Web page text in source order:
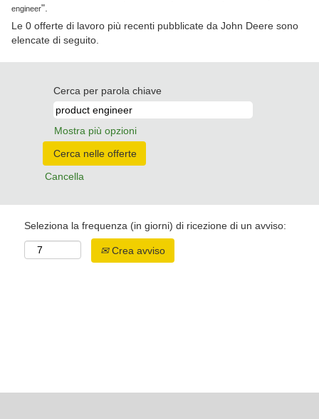
engineer".
Le 0 offerte di lavoro più recenti pubblicate da John Deere sono
elencate di seguito.
Cerca per parola chiave
Mostra più opzioni
Cancella
Seleziona la frequenza (in giorni) di ricezione di un avviso:
Crea avviso